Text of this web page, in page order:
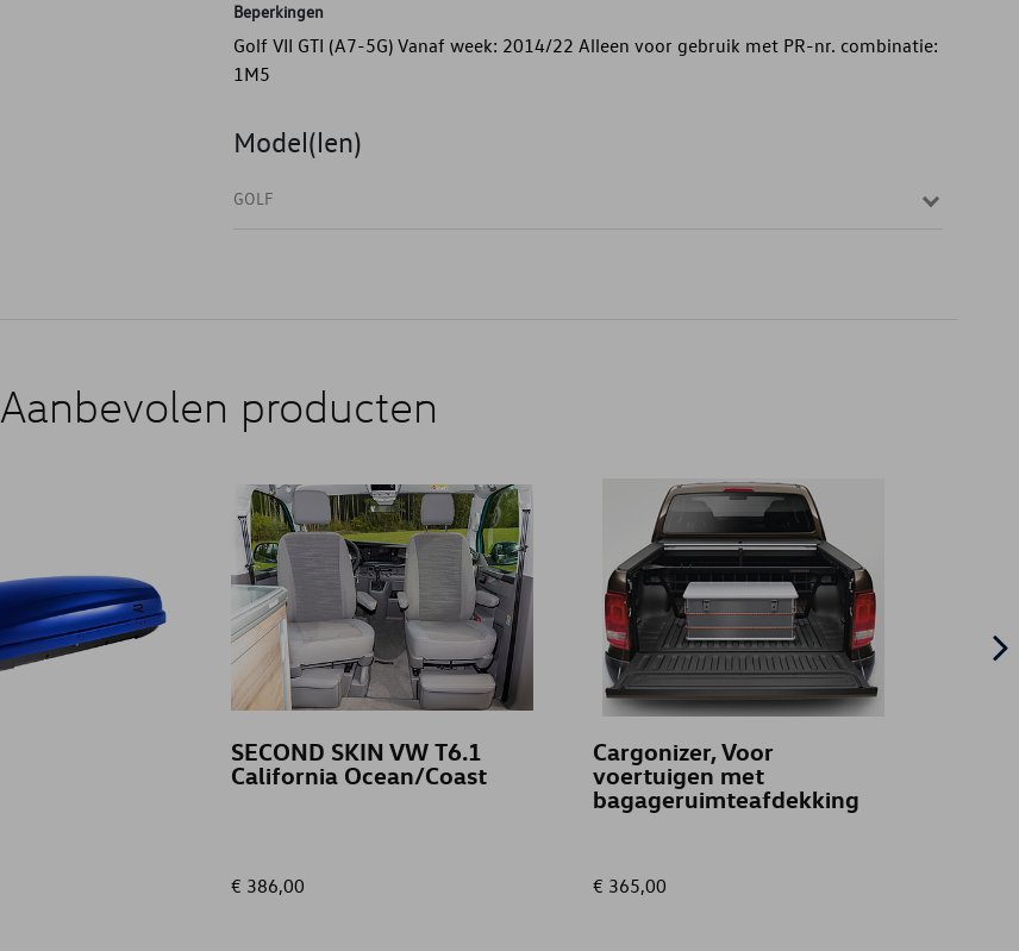
Beperkingen
Golf VII GTI (A7-5G) Vanaf week: 2014/22 Alleen voor gebruik met PR-nr. combinatie:
1M5
Model(len)
GOLF
Aanbevolen producten
SECOND SKIN VW T6.1
California Ocean/Coast
€ 386,00
Cargonizer, Voor
voertuigen met
bagageruimteafdekking
€ 365,00